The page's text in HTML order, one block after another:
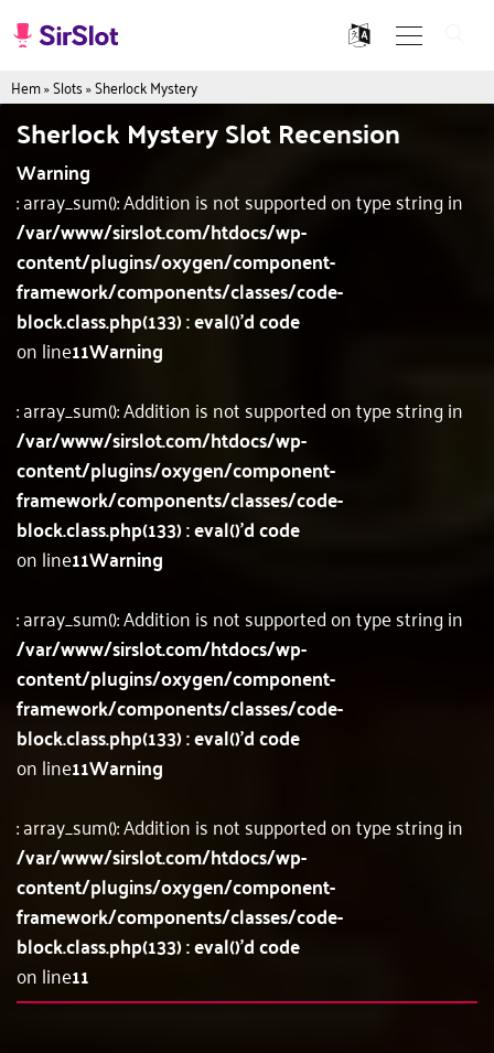
Hem»Slots»Sherlock Mystery
Sherlock Mystery Slot Recension
Warning
: array_sum(): Addition is not supported on type string in
/var/www/sirslot.com/htdocs/wp-
content/plugins/oxygen/component-
framework/components/classes/code-
block.class.php(133) : eval()'d code
on line11Warning
: array_sum(): Addition is not supported on type string in
/var/www/sirslot.com/htdocs/wp-
content/plugins/oxygen/component-
framework/components/classes/code-
block.class.php(133) : eval()'d code
on line11Warning
: array_sum(): Addition is not supported on type string in
/var/www/sirslot.com/htdocs/wp-
content/plugins/oxygen/component-
framework/components/classes/code-
block.class.php(133) : eval()'d code
on line11Warning
: array_sum(): Addition is not supported on type string in
/var/www/sirslot.com/htdocs/wp-
content/plugins/oxygen/component-
framework/components/classes/code-
block.class.php(133) : eval()'d code
on line11